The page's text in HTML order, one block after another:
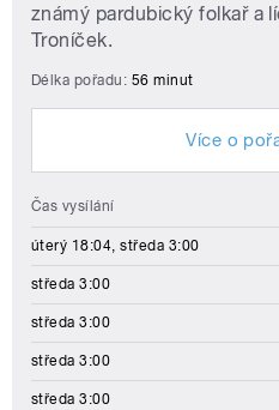
známý pardubický folkař a
Troníček.
Délka pořadu: 56 minut
Více o
Čas vysílání
úterý 18:04, středa 3:00
středa 3:00
středa 3:00
středa 3:00
středa 3:00